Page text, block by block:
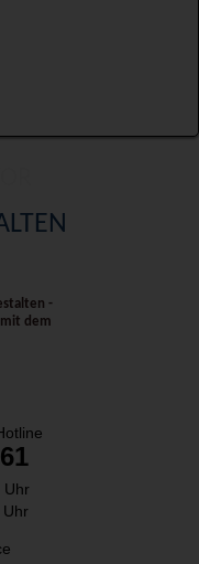
-
dem
Uhr